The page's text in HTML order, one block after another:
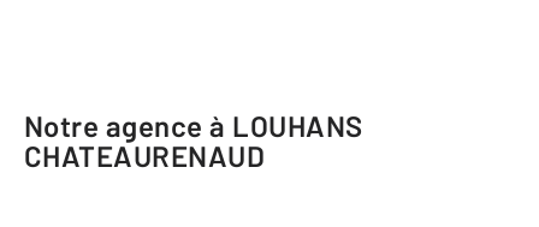
Notre agence à LOUHANS
CHATEAURENAUD